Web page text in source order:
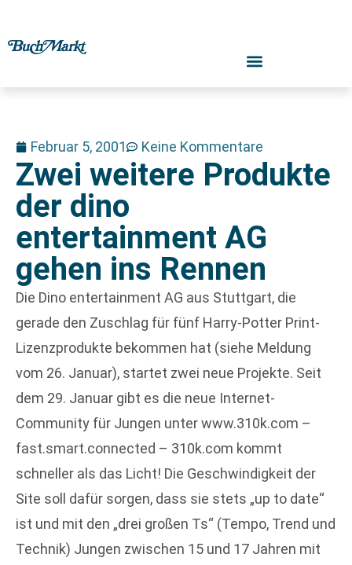
Februar 5, 2001 Keine Kommentare
Zwei weitere Produkte
der dino
entertainment AG
gehen ins Rennen
Die Dino entertainment AG aus Stuttgart, die
gerade den Zuschlag für fünf Harry-Potter Print-
Lizenzprodukte bekommen hat (siehe Meldung
vom 26. Januar), startet zwei neue Projekte. Seit
dem 29. Januar gibt es die neue Internet-
Community für Jungen unter www.310k.com –
fast.smart.connected – 310k.com kommt
schneller als das Licht! Die Geschwindigkeit der
Site soll dafür sorgen, dass sie stets „up to date“
ist und mit den „drei großen Ts“ (Tempo, Trend und
Technik) Jungen zwischen 15 und 17 Jahren mit